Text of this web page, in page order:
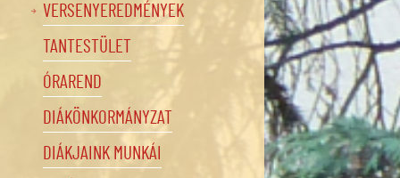
VERSENYEREDMÉNYEK
TANTESTÜLET
ÓRAREND
DIÁKÖNKORMÁNYZAT
DIÁKJAINK MUNKÁI